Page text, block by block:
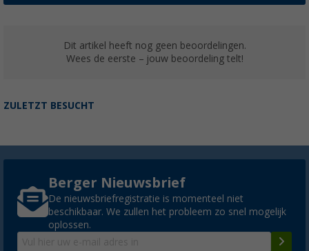
Dit artikel heeft nog geen beoordelingen.
Wees de eerste – jouw beoordeling telt!
ZULETZT BESUCHT
Berger Nieuwsbrief
De nieuwsbriefregistratie is momenteel niet
beschikbaar. We zullen het probleem zo snel mogelijk
oplossen.